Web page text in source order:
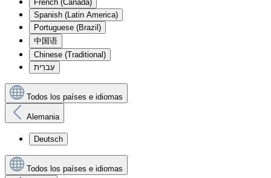
French (Canada)
Spanish (Latin America)
Portuguese (Brazil)
中国语
Chinese (Traditional)
עִברִית
Todos los países e idiomas
Alemania
Deutsch
Todos los países e idiomas